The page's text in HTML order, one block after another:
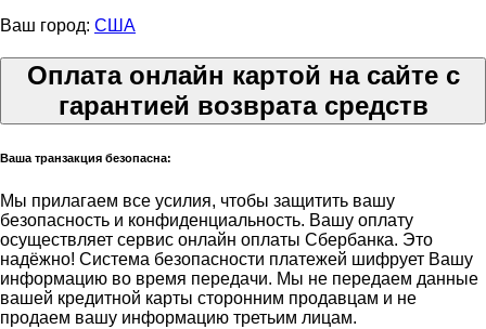
Ваш город: США
Оплата онлайн картой на сайте с
гарантией возврата средств
Ваша транзакция безопасна:
Мы прилагаем все усилия, чтобы защитить вашу
безопасность и конфиденциальность. Вашу оплату
осуществляет сервис онлайн оплаты Сбербанка. Это
надёжно! Система безопасности платежей шифрует Вашу
информацию во время передачи. Мы не передаем данные
вашей кредитной карты сторонним продавцам и не
продаем вашу информацию третьим лицам.